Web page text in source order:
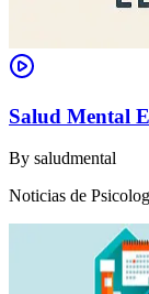
Salud Mental
By saludmental
Noticias de